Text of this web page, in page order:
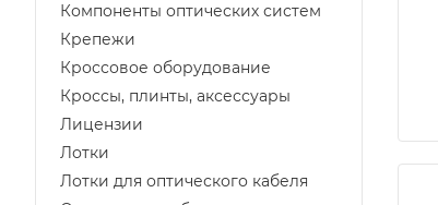
Компоненты оптических систем
Крепежи
Кроссовое оборудование
Кроссы, плинты, аксессуары
Лицензии
Лотки
Лотки для оптического кабеля